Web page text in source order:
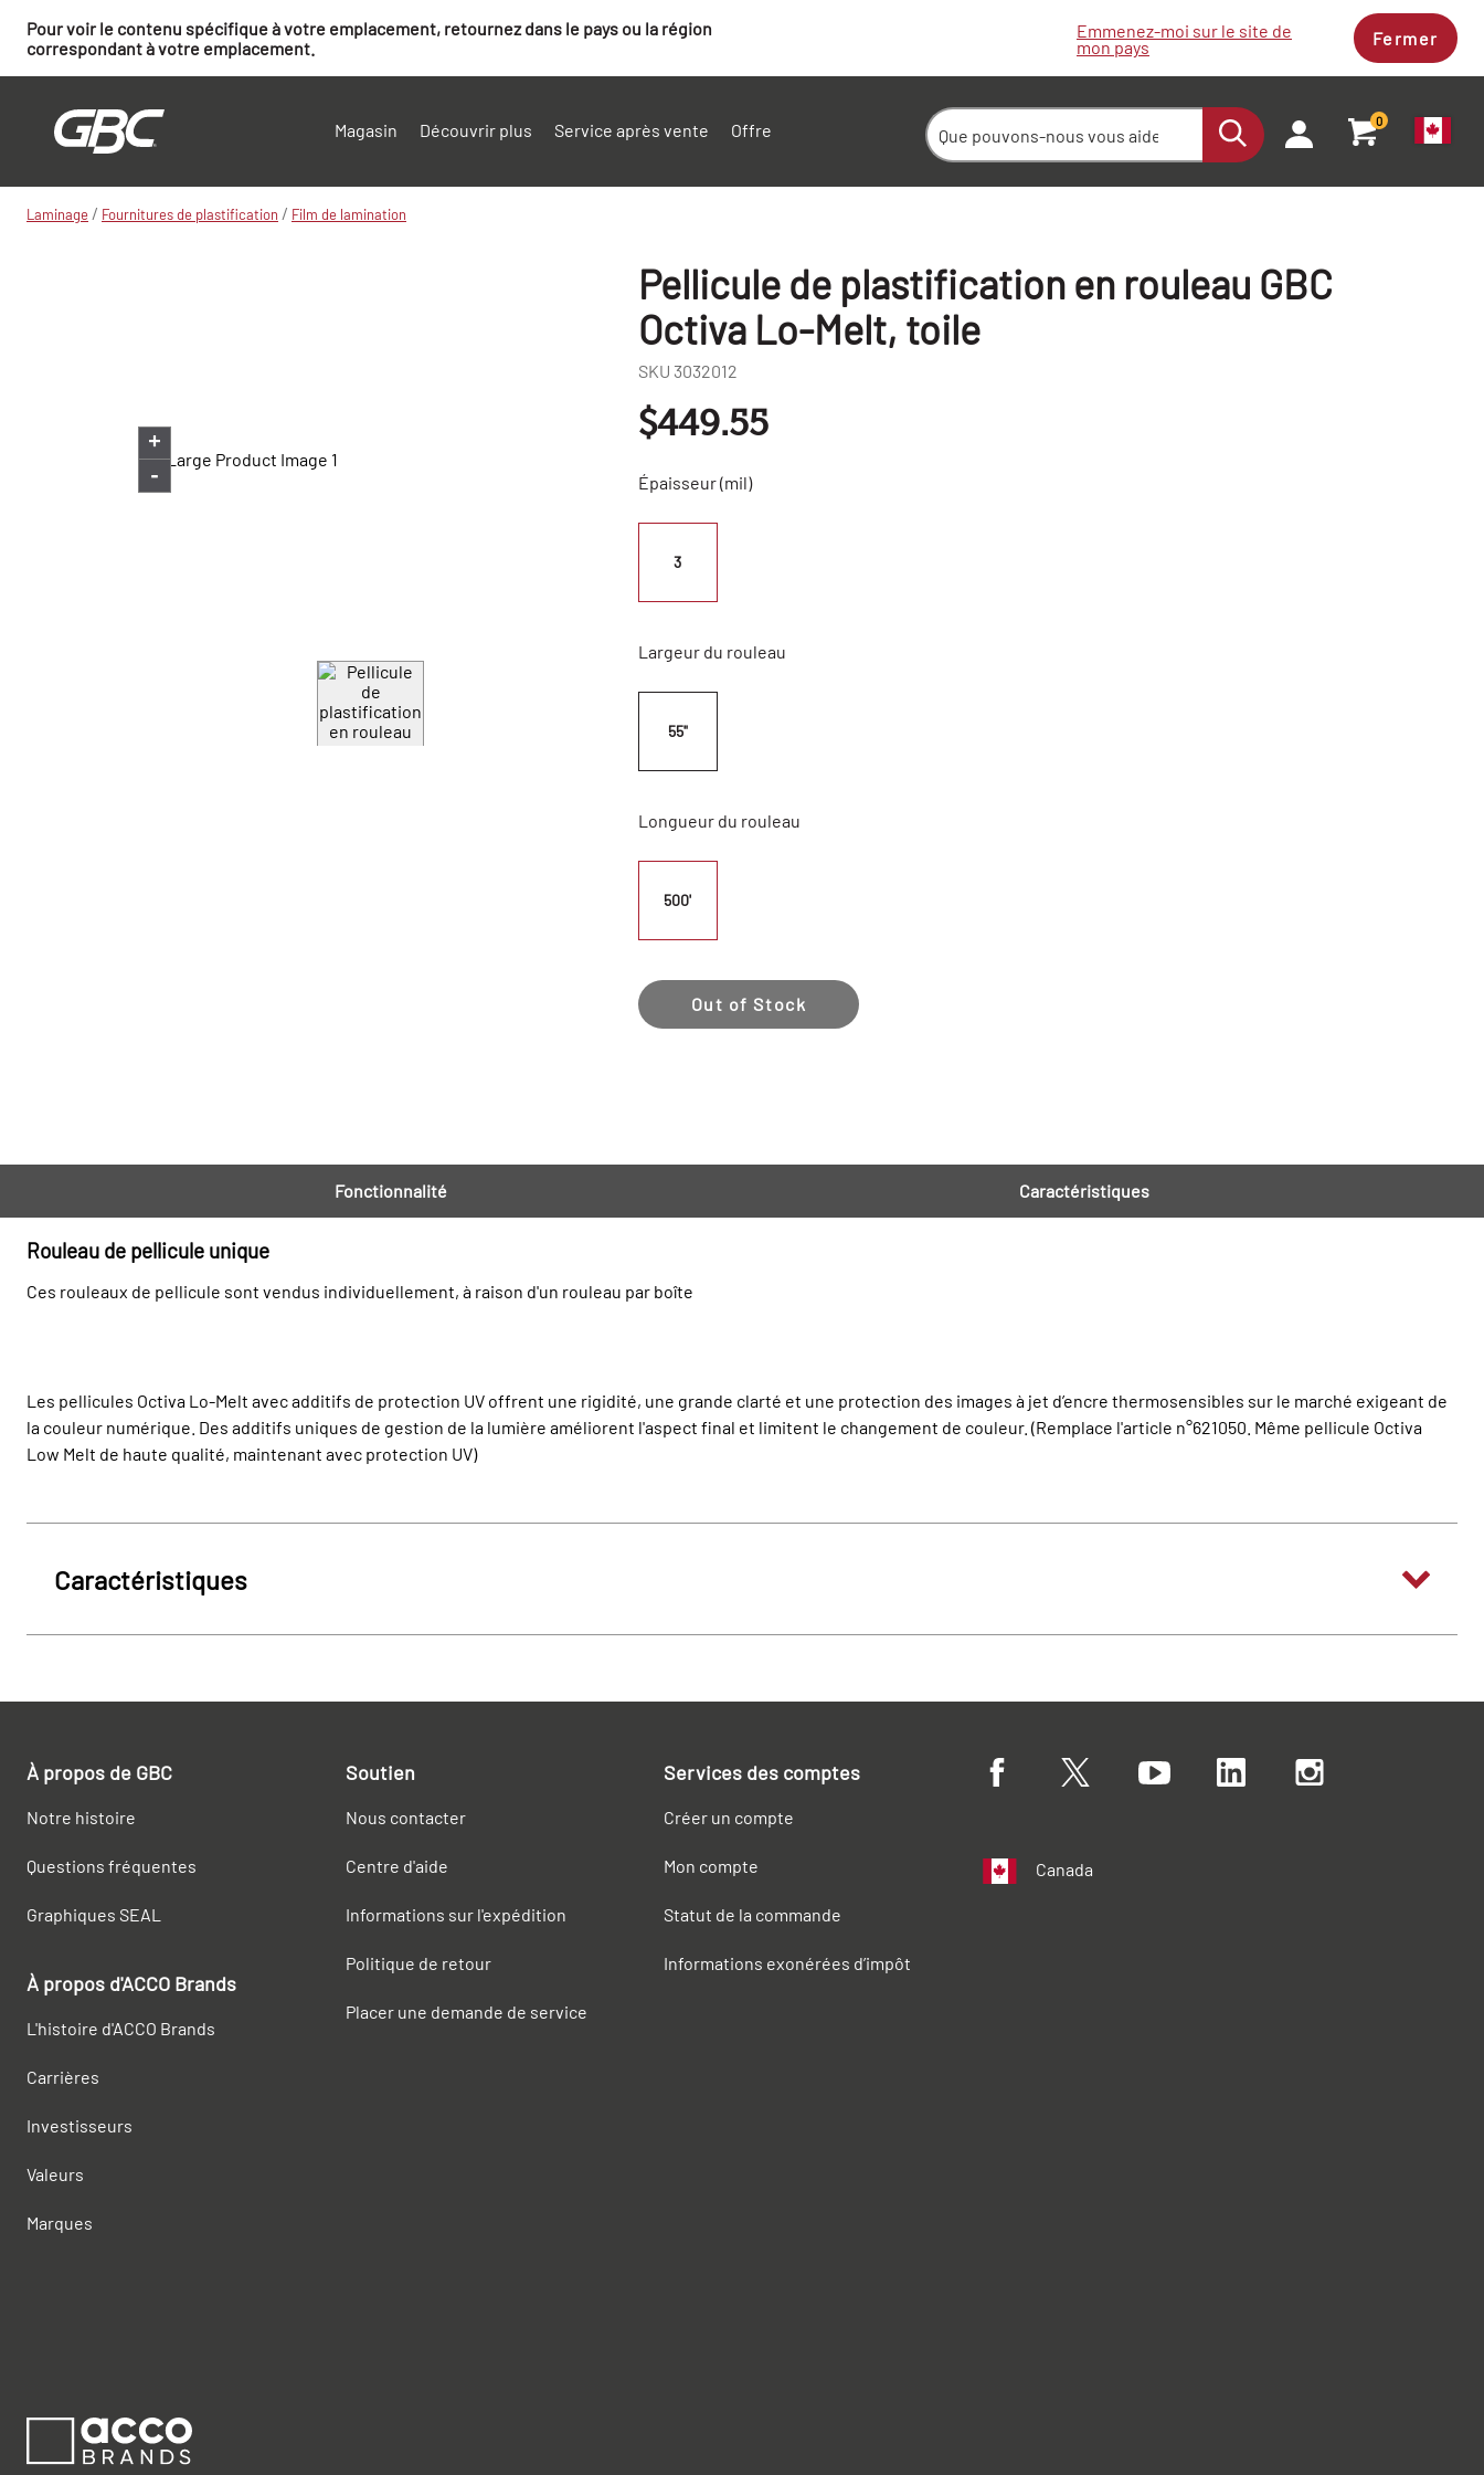
Pour voir le contenu spécifique à votre emplacement, retournez dans le pays ou la région
correspondant à votre emplacement.
Emmenez-moi sur le site de
mon pays Fermer
Magasin Découvrir plus Service après vente Offre 0
Laminage / Fournitures de plastification / Film de lamination
+
-
Pellicule de plastification en rouleau GBC
Octiva Lo-Melt, toile
SKU 3032012
$449.55
Épaisseur (mil)
3
Largeur du rouleau
55"
Longueur du rouleau
500'
Out of Stock
Fonctionnalité Caractéristiques
Rouleau de pellicule unique
Ces rouleaux de pellicule sont vendus individuellement, à raison d'un rouleau par boîte
Les pellicules Octiva Lo-Melt avec additifs de protection UV offrent une rigidité, une grande clarté et une protection des images à jet d’encre thermosensibles sur le marché exigeant de
la couleur numérique. Des additifs uniques de gestion de la lumière améliorent l'aspect final et limitent le changement de couleur. (Remplace l'article n°621050. Même pellicule Octiva
Low Melt de haute qualité, maintenant avec protection UV)
Caractéristiques
À propos de GBC
Notre histoire
Questions fréquentes
Graphiques SEAL
À propos d'ACCO Brands
L'histoire d'ACCO Brands
Carrières
Investisseurs
Valeurs
Marques
Soutien
Nous contacter
Centre d'aide
Informations sur l'expédition
Politique de retour
Placer une demande de service
Services des comptes
Créer un compte
Mon compte
Statut de la commande
Informations exonérées d’impôt
Canada